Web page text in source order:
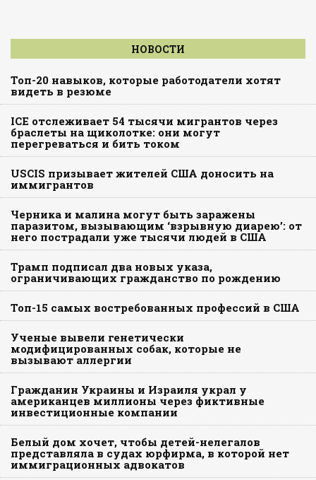
НОВОСТИ
Топ-20 навыков, которые работодатели хотят
видеть в резюме
ICE отслеживает 54 тысячи мигрантов через
браслеты на щиколотке: они могут
перегреваться и бить током
USCIS призывает жителей США доносить на
иммигрантов
Черника и малина могут быть заражены
паразитом, вызывающим ‘взрывную диарею’: от
него пострадали уже тысячи людей в США
Трамп подписал два новых указа,
ограничивающих гражданство по рождению
Топ-15 самых востребованных профессий в США
Ученые вывели генетически
модифицированных собак, которые не
вызывают аллергии
Гражданин Украины и Израиля украл у
американцев миллионы через фиктивные
инвестиционные компании
Белый дом хочет, чтобы детей-нелегалов
представляла в судах юрфирма, в которой нет
иммиграционных адвокатов